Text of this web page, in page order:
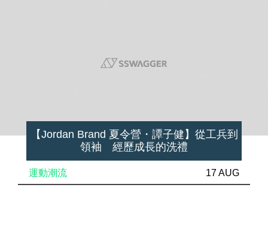
【Jordan Brand 夏令營・譚子健】從工兵到
領袖 經歷成長的洗禮
運動潮流 17 AUG